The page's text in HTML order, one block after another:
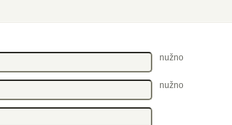
nužno
nužno